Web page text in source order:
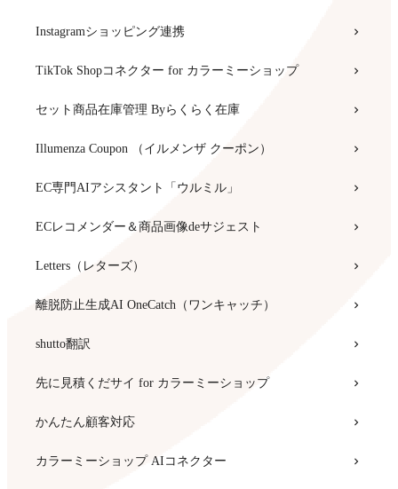
Instagramショッピング連携
TikTok Shopコネクター for カラーミーショップ
セット商品在庫管理 Byらくらく在庫
Illumenza Coupon （イルメンザ クーポン）
EC専門AIアシスタント「ウルミル」
ECレコメンダー＆商品画像deサジェスト
Letters（レターズ）
離脱防止生成AI OneCatch（ワンキャッチ）
shutto翻訳
先に見積くだサイ for カラーミーショップ
かんたん顧客対応
カラーミーショップ AIコネクター